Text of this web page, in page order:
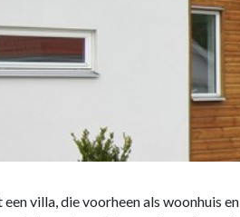
een villa, die voorheen als woonhuis